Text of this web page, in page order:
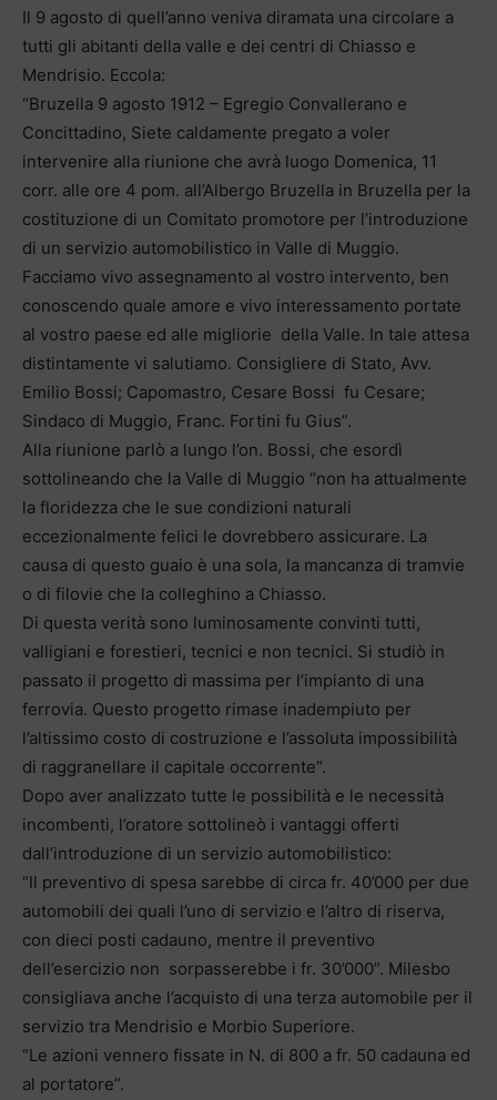
Il 9 agosto di quell’anno veniva diramata una circolare a
tutti gli abitanti della valle e dei centri di Chiasso e
Mendrisio. Eccola:
“Bruzella 9 agosto 1912 – Egregio Convallerano e
Concittadino, Siete caldamente pregato a voler
intervenire alla riunione che avrà luogo Domenica, 11
corr. alle ore 4 pom. all’Albergo Bruzella in Bruzella per la
costituzione di un Comitato promotore per l’introduzione
di un servizio automobilistico in Valle di Muggio.
Facciamo vivo assegnamento al vostro intervento, ben
conoscendo quale amore e vivo interessamento portate
al vostro paese ed alle migliorie della Valle. In tale attesa
distintamente vi salutiamo. Consigliere di Stato, Avv.
Emilio Bossi; Capomastro, Cesare Bossi fu Cesare;
Sindaco di Muggio, Franc. Fortini fu Gius”.
Alla riunione parlò a lungo l’on. Bossi, che esordì
sottolineando che la Valle di Muggio “non ha attualmente
la floridezza che le sue condizioni naturali
eccezionalmente felici le dovrebbero assicurare. La
causa di questo guaio è una sola, la mancanza di tramvie
o di filovie che la colleghino a Chiasso.
Di questa verità sono luminosamente convinti tutti,
valligiani e forestieri, tecnici e non tecnici. Si studiò in
passato il progetto di massima per l’impianto di una
ferrovia. Questo progetto rimase inadempiuto per
l’altissimo costo di costruzione e l’assoluta impossibilità
di raggranellare il capitale occorrente”.
Dopo aver analizzato tutte le possibilità e le necessità
incombenti, l’oratore sottolineò i vantaggi offerti
dall’introduzione di un servizio automobilistico:
“Il preventivo di spesa sarebbe di circa fr. 40’000 per due
automobili dei quali l’uno di servizio e l’altro di riserva,
con dieci posti cadauno, mentre il preventivo
dell’esercizio non sorpasserebbe i fr. 30’000”. Milesbo
consigliava anche l’acquisto di una terza automobile per il
servizio tra Mendrisio e Morbio Superiore.
“Le azioni vennero fissate in N. di 800 a fr. 50 cadauna ed
al portatore”.